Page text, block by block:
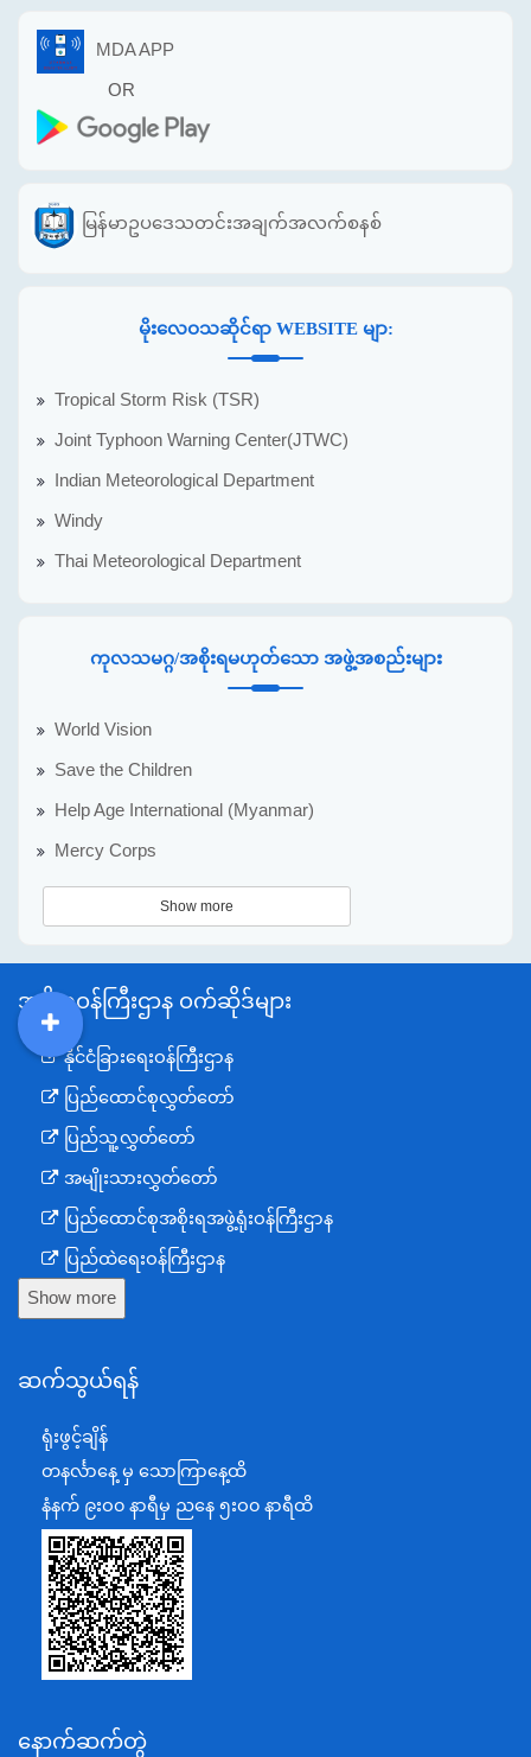
MDA APP
OR
မြန်မာဥပဒေသတင်းအချက်အလက်စနစ်
မိုးလေဝသဆိုင်ရာ WEBSITE မျာ:
Tropical Storm Risk (TSR)
Joint Typhoon Warning Center(JTWC)
Indian Meteorological Department
Windy
Thai Meteorological Department
ကုလသမဂ္ဂ/အစိုးရမဟုတ်သော အဖွဲ့အစည်းများ
World Vision
Save the Children
Help Age International (Myanmar)
Mercy Corps
Show more
အစိုးရဝန်ကြီးဌာန ဝက်ဆိုဒ်များ
နိုင်ငံခြားရေးဝန်ကြီးဌာန
ပြည်ထောင်စုလွှတ်တော်
ပြည်သူ့လွှတ်တော်
အမျိုးသားလွှတ်တော်
ပြည်ထောင်စုအစိုးရအဖွဲ့ရုံးဝန်ကြီးဌာန
ပြည်ထဲရေးဝန်ကြီးဌာန
ကာကွယ်ရေးဝန်ကြီးဌာန
စီမံကိန်း၊ဘဏ္ဍာရေးနှင့်စက်မှုဝန်ကြီးဌာန
အပြည်ပြည်ဆိုင်ရာပူးပေါင်းဆောင်ရွက်ရေးဝန်ကြီးဌာန
ပြန်ကြားရေးဝန်ကြီးဌာန
သာသနာရေးနှင့် ယဉ်ကျေးမှုဝန်ကြီးဌာန
စိုက်ပျိုးရေး၊မွေးမြူရေးနှင့်ဆည်မြောင်းဝန်ကြီးဌာန
ပို့ဆောင်ရေးနှင့်ဆက်သွယ်ရေးဝန်ကြီးဌာန
သယံဇာတနှင့်ပတ်ဝန်းကျင်ထိန်းသိမ်းရေးဝန်ကြီးဌာန
အလုပ်သမား၊လူဝင်မှုကြီးကြပ်ရေးနှင့်ပြည်သူ့အင်အား
Show more
ဆက်သွယ်ရန်
ရုံးဖွင့်ချိန်
တနင်္လာနေ့ မှ သောကြာနေ့ထိ
နံနက် ၉းဝ၀ နာရီမှ ညနေ ၅းဝ၀ နာရီထိ
နောက်ဆက်တွဲ
DDM